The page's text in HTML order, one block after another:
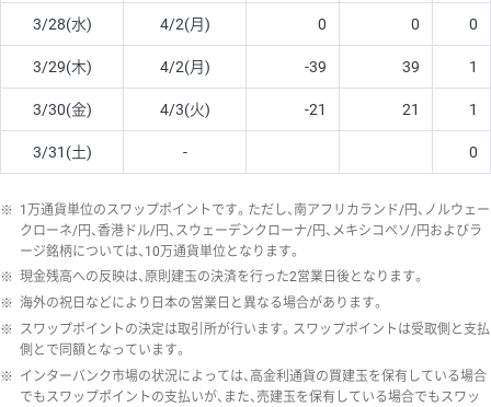
3/28(水) 4/2(月) 0 0 0
3/29(木) 4/2(月) -39 39 1
3/30(金) 4/3(火) -21 21 1
3/31(土) - 0
※ 1万通貨単位のスワップポイントです。ただし、南アフリカランド/円、ノルウェー
クローネ/円、香港ドル/円、スウェーデンクローナ/円、メキシコペソ/円およびラ
ージ銘柄については、10万通貨単位となります。
※ 現金残高への反映は、原則建玉の決済を行った2営業日後となります。
※ 海外の祝日などにより日本の営業日と異なる場合があります。
※ スワップポイントの決定は取引所が行います。スワップポイントは受取側と支払
側とで同額となっています。
※ インターバンク市場の状況によっては、高金利通貨の買建玉を保有している場合
でもスワップポイントの支払いが、また、売建玉を保有している場合でもスワッ